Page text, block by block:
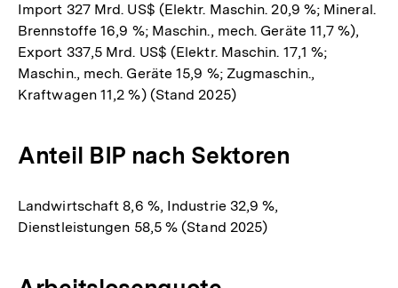
Import 327 Mrd. US$ (Elektr. Maschin. 20,9 %; Mineral.
Brennstoffe 16,9 %; Maschin., mech. Geräte 11,7 %),
Export 337,5 Mrd. US$ (Elektr. Maschin. 17,1 %;
Maschin., mech. Geräte 15,9 %; Zugmaschin.,
Kraftwagen 11,2 %) (Stand 2025)
Anteil BIP nach Sektoren
Landwirtschaft 8,6 %, Industrie 32,9 %,
Dienstleistungen 58,5 % (Stand 2025)